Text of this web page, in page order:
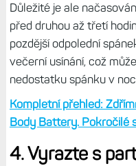
Důležité je ale
před druhou až třetí
pozdější odpolední
večerní usínání, což
nedostatku spánku v
Kompletní přehled:
Body Battery. Pokročilé
4. Vyrazte s